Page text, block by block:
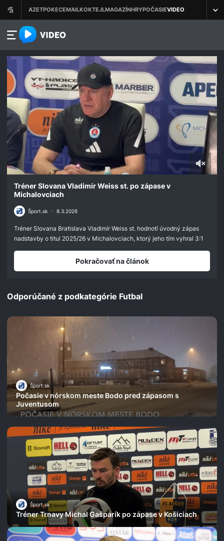
azet.video.sk
seconds
minutes,
seconds
Tréner Slovana Vladimír Weiss st. po zápase v
Michalovciach
Šport.sk • 8.3.2026
Tréner Slovana Bratislava Vladimír Weiss st. hodnotí úvodný zápas
nadstavby o titul 2025/26 v Michalovciach, ktorý jeho tím vyhral 3:1
Pokračovať na článok
Odporúčané z podkategórie Futbal
Šport.sk
Počasie v nórskom meste Bodo pred zápasom s
Juventusom
Šport.sk
Tréner Trnavy Michal Gašparík po zápase v Košiciach